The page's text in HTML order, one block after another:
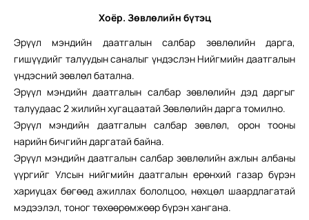
Хоёр. Зөвлөлийн бүтэц
Эрүүл мэндийн даатгалын салбар зөвлөлийн дарга,
гишүүдийг талуудын саналыг үндэслэн Нийгмийн даатгалын
үндэсний зөвлөл батална.
Эрүүл мэндийн даатгалын салбар зөвлөлийн дэд даргыг
талуудаас 2 жилийн хугацаатай Зөвлөлийн дарга томилно.
Эрүүл мэндийн даатгалын салбар зөвлөл, орон тооны
нарийн бичгийн даргатай байна.
Эрүүл мэндийн даатгалын салбар зөвлөлийн ажлын албаны
үүргийг Улсын нийгмийн даатгалын ерөнхий газар бүрэн
хариуцах бөгөөд ажиллах бололцоо, нөхцөл шаардлагатай
мэдээлэл, тоног төхөөрөмжөөр бүрэн хангана.